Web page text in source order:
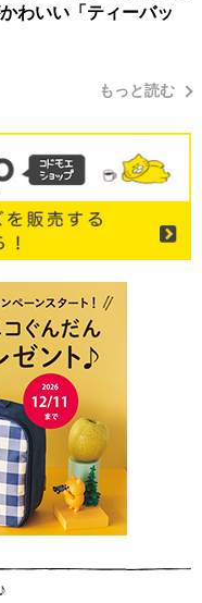
わいい「ティーバッ
もっと読む